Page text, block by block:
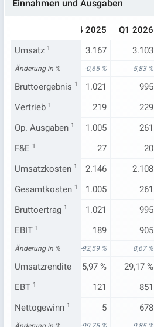
Einnahmen und Ausgaben
Q4 2025 Q1 2026
Umsatz 1
3.023 3.167 3.103
Änderung in %
1,25 % -0,65 % 5,83 %
Bruttoergebnis 1
983 1.021 995
Vertrieb 1223 219 229
Op. Ausgaben 1
192 1.005 261
F&E 1 27 20
Umsatzkosten 1
2.040 2.146 2.108
Gesamtkosten 1
192 1.005 261
Bruttoertrag 1
983 1.021 995
EBIT 1 189 905
Änderung in %
5,19 % -92,59 % 8,67 %
Umsatzrendite
31,50 % 5,97 % 29,17 %
EBT 1 121 851
Nettogewinn 1
714 5 678